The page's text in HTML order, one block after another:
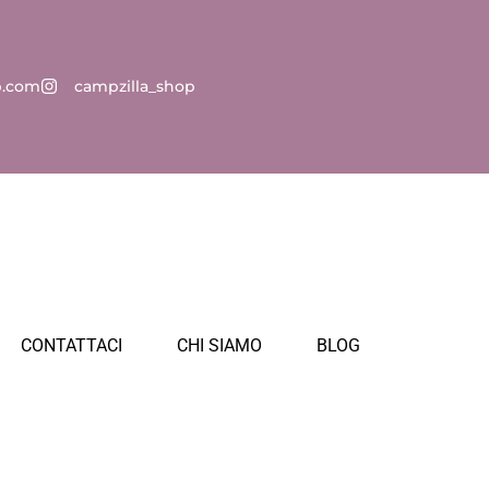
campzilla_shop
CONTATTACI CHI SIAMO BLOG